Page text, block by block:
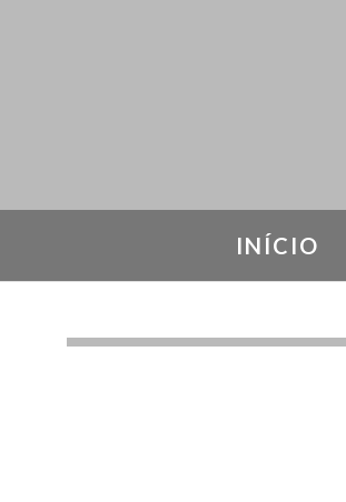
INÍCIO